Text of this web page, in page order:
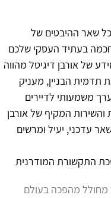
שאר ההיבטים של
בעתיד העסקי שלכם
של אורבן דיגיטל מהווה
הבניין, מעניק
משמעותי לדיירים
המקיף של אורבן
עדכני, יעיל ומרשים
מחולל מהפכה בעולם